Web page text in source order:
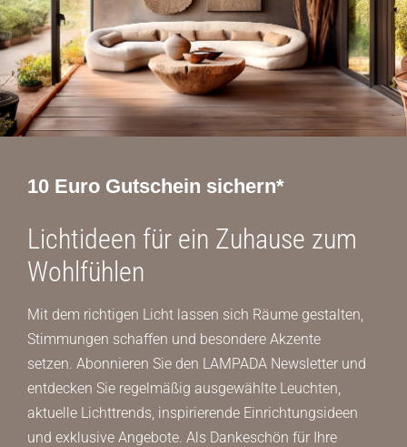
10 Euro Gutschein sichern*
Lichtideen für ein Zuhause zum
Wohlfühlen
Mit dem richtigen Licht lassen sich Räume gestalten,
Stimmungen schaffen und besondere Akzente
setzen. Abonnieren Sie den LAMPADA Newsletter und
entdecken Sie regelmäßig ausgewählte Leuchten,
aktuelle Lichttrends, inspirierende Einrichtungsideen
und exklusive Angebote. Als Dankeschön für Ihre